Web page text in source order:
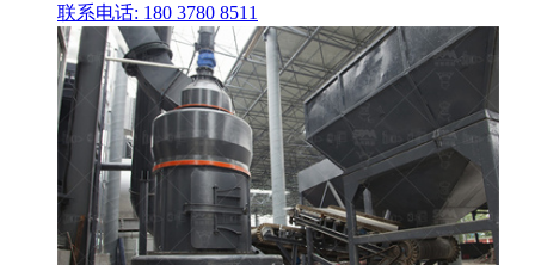
联系电话: 180 3780 8511